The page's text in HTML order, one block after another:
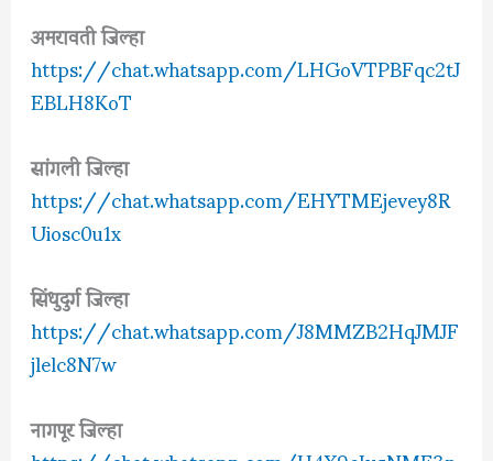
अमरावती जिल्हा
https://chat.whatsapp.com/LHGoVTPBFqc2tJ
EBLH8KoT
सांगली जिल्हा
https://chat.whatsapp.com/EHYTMEjevey8R
Uiosc0u1x
सिंधुदुर्ग जिल्हा
https://chat.whatsapp.com/J8MMZB2HqJMJF
jlelc8N7w
नागपूर जिल्हा